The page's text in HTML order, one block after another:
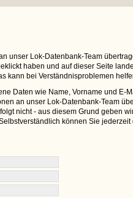
unser Lok-Datenbank-Team
haben und auf dieser Seite
kann bei Verständnisproblemen
Daten wie Name, Vorname und E-
an unser Lok-Datenbank-Team
nicht - aus diesem Grund geben
können Sie